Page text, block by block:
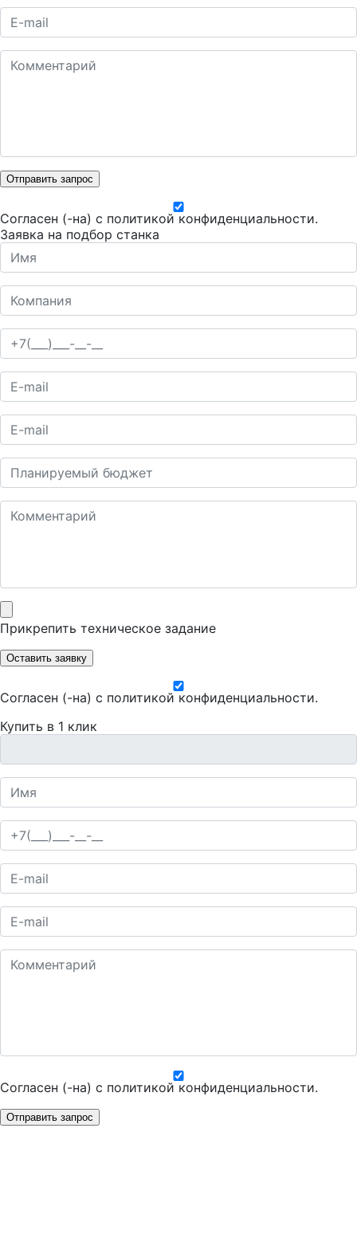
Отправить запрос
Согласен (-на) с политикой конфиденциальности.
Заявка на подбор станка
Прикрепить техническое задание
Оставить заявку
Согласен (-на) с политикой конфиденциальности.
Купить в 1 клик
Согласен (-на) с политикой конфиденциальности.
Отправить запрос